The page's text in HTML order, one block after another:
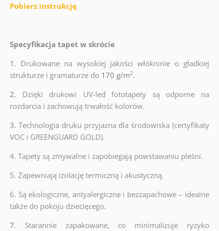
Pobierz instrukcję
Specyfikacja tapet w skrócie
1. Drukowane na wysokiej jakości włókninie o gładkiej
strukturze i gramaturze do 170 g/m2.
2. Dzięki drukowi UV-led fototapety są odporne na
rozdarcia i zachowują trwałość kolorów.
3. Technologia druku przyjazna dla środowiska (certyfikaty
VOC i GREENGUARD GOLD).
4. Tapety są zmywalne i zapobiegają powstawaniu pleśni.
5. Zapewniają izolację termiczną i akustyczną.
6. Są ekologiczne, antyalergiczne i bezzapachowe – idealne
także do pokoju dziecięcego.
7. Starannie zapakowane, co minimalizuje ryzyko